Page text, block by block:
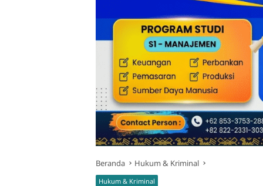
Beranda Hukum & Kriminal
Hukum & Kriminal